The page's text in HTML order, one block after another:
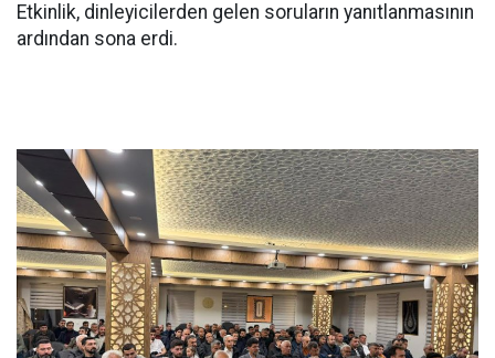
Etkinlik, dinleyicilerden gelen soruların yanıtlanmasının
ardından sona erdi.